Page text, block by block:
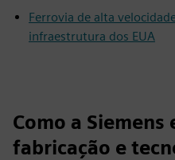
Ferrovia de alta
infraestrutura dos EUA
Como a
fabricação e